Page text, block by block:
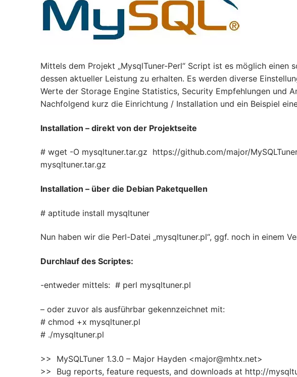
Mittels dem Projekt „MysqlTuner-Perl“ Script ist es möglich einen
dessen aktueller Leistung zu erhalten. Es werden diverse
Werte der Storage Engine Statistics, Security Empfehlungen und
Nachfolgend kurz die Einrichtung / Installation und ein Beispiel
Installation – direkt von der Projektseite
# wget -O mysqltuner.tar.gz https://github.com/major/
mysqltuner.tar.gz
Installation – über die Debian Paketquellen
# aptitude install mysqltuner
Nun haben wir die Perl-Datei „mysqltuner.pl“, ggf. noch in einem
Durchlauf des Scriptes:
-entweder mittels: # perl mysqltuner.pl
– oder zuvor als ausführbar gekennzeichnet mit:
# chmod +x mysqltuner.pl
# ./mysqltuner.pl
>> MySQLTuner 1.3.0 – Major Hayden <major@mhtx.net>
>> Bug reports, feature requests, and downloads at http://